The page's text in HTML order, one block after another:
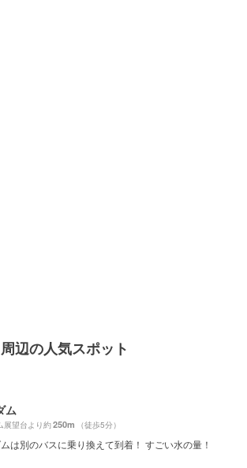
辺の人気スポット
ム
展望台より約250m （徒歩5分）
は別のバスに乗り換えて到着！ すごい水の量！